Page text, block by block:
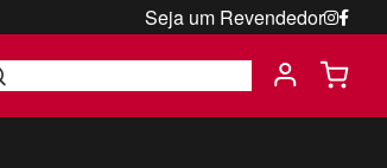
Seja um Revendedor